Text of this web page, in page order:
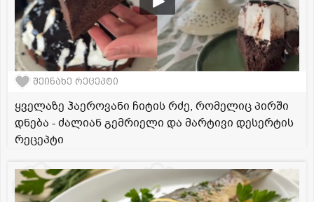
შეინახე რეცეპტი
ყველაზე ჰაეროვანი ჩიტის რძე, რომელიც პირში
დნება - ძალიან გემრიელი და მარტივი დესერტის
რეცეპტი